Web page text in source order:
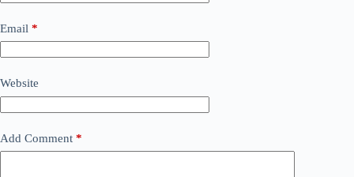
Email *
Website
Add Comment *